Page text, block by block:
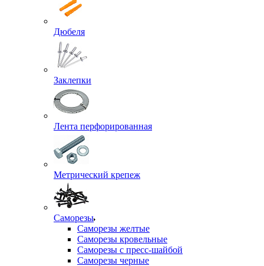
Дюбеля
Заклепки
Лента перфорированная
Метрический крепеж
Саморезы
Саморезы желтые
Саморезы кровельные
Саморезы с пресс-шайбой
Саморезы черные